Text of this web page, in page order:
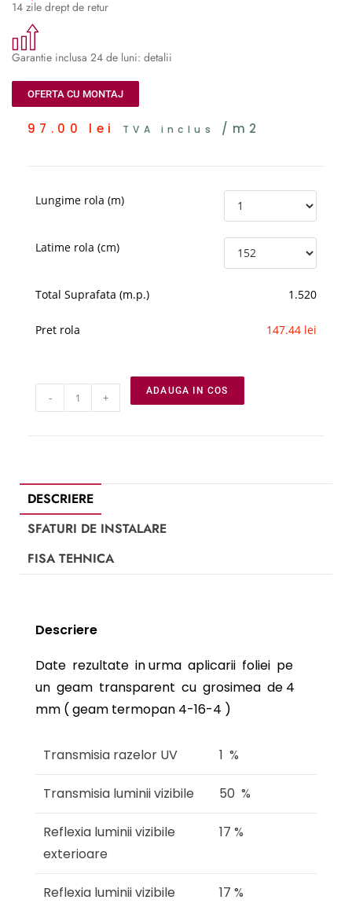
14 zile drept de retur
Garantie inclusa 24 de luni: detalii
OFERTA CU MONTAJ
97.00 lei TVA inclus /m2
Lungime rola (m)
Latime rola (cm)
Total Suprafata (m.p.) 1.520
Pret rola 147.44 lei
- + ADAUGA IN COS
DESCRIERE
SFATURI DE INSTALARE
FISA TEHNICA
Descriere
Date rezultate in urma aplicarii foliei pe
un geam transparent cu grosimea de 4
mm ( geam termopan 4-16-4 )
Transmisia razelor UV 1 %
Transmisia luminii vizibile 50 %
Reflexia luminii vizibile
exterioare
17 %
Reflexia luminii vizibile
17 %